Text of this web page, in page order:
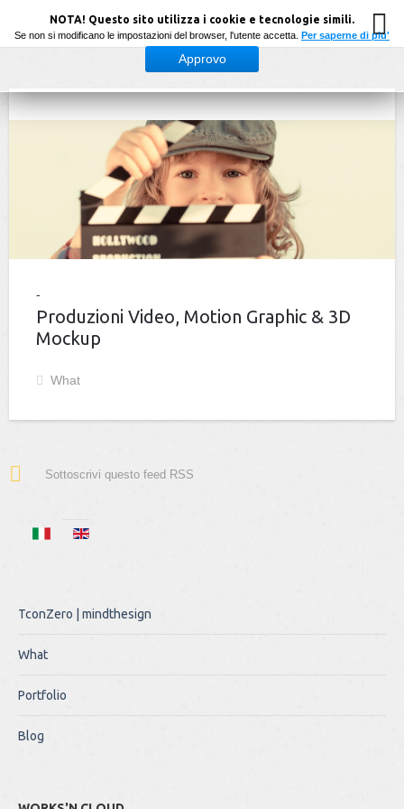
Produzioni Video, Motion Graphic & 3D
Mockup
What
Sottoscrivi questo feed RSS
TconZero | mindthesign
What
Portfolio
Blog
NOTA! Questo sito utilizza i cookie e tecnologie simili.
Se non si modificano le impostazioni del browser, l'utente accetta. Per saperne di piu'
Approvo